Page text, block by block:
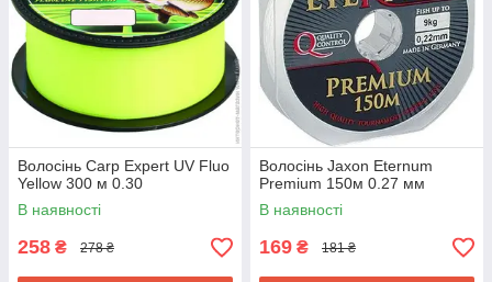
Волосінь Carp Expert UV Fluo
Yellow 300 м 0.30
В наявності
258 ₴ 278 ₴
Волосінь Jaxon Eternum
Premium 150м 0.27 мм
В наявності
169 ₴ 181 ₴